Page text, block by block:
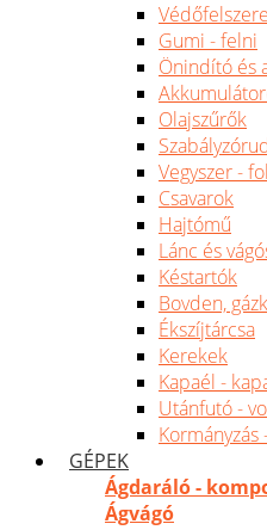
Gumi - felni
Önindító és
Olajszűrők
Vegyszer -
Csavarok
Hajtómű
Lánc és
Késtartók
Bovden,
Ékszíjtárcsa
Kerekek
Kapaél -
Utánfutó -
GÉPEK
Ágdaráló -
Ágvágó